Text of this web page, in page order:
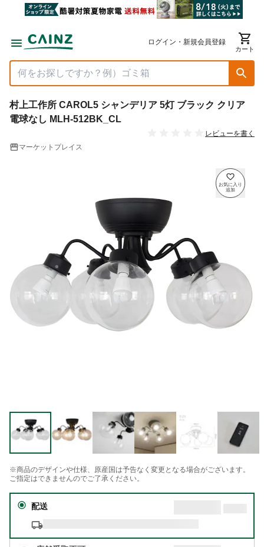
ログイン・新規会員登録
カート
村上工作所 CAROL5 シャンデリア 5灯 ブラック クリア
電球なし MLH-512BK_CL
レビューを書く
マーケットプレイス
※商品のデザインや仕様、原産国は予告なく変更となる場合がございます。
ご指定はできませんのでご了承ください。
配送